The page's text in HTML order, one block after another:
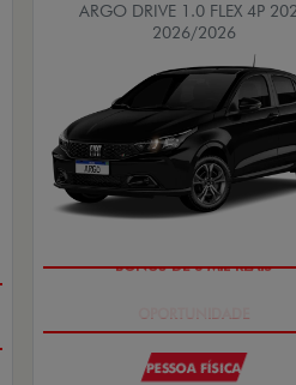
ARGO DRIVE 1.0 FLEX 4P
2026/2026
PESSOA FÍSICA